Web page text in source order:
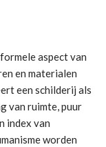
aspect van
en materialen
een schilderij als
van ruimte, puur
index van
worden